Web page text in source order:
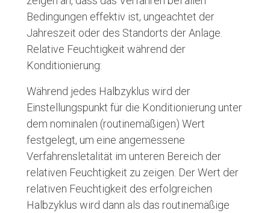
Bedingungen effektiv ist, ungeachtet der
Jahreszeit oder des Standorts der Anlage.
Relative Feuchtigkeit während der
Konditionierung:
Während jedes Halbzyklus wird der
Einstellungspunkt für die Konditionierung unter
dem nominalen (routinemäßigen) Wert
festgelegt, um eine angemessene
Verfahrensletalität im unteren Bereich der
relativen Feuchtigkeit zu zeigen. Der Wert der
relativen Feuchtigkeit des erfolgreichen
Halbzyklus wird dann als das routinemäßige